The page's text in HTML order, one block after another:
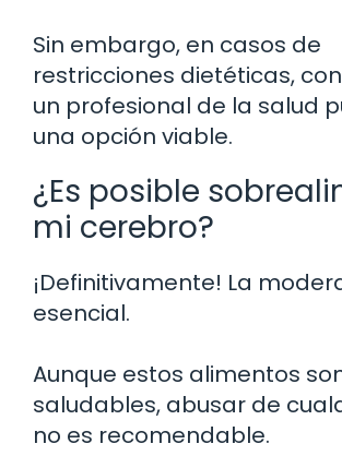
Sin embargo, en casos de
restricciones dietéticas,
un profesional de la salud
una opción viable.
¿Es posible
mi cerebro?
¡Definitivamente! La
esencial.
Aunque estos alimentos
saludables, abusar de
no es recomendable.